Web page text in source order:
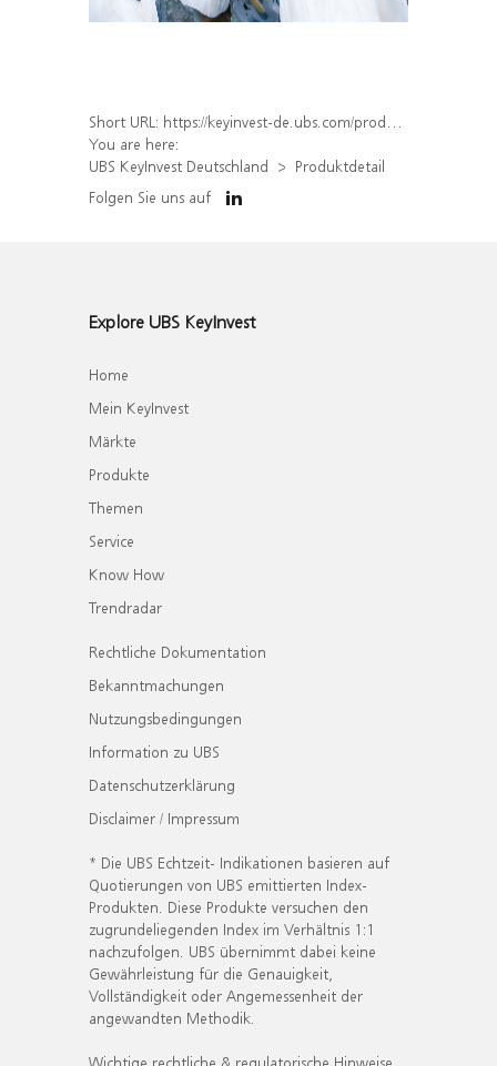
Short URL: https://keyinvest-de.ubs.com/produkt/detail/index/isin/DE000WA9B4J1
You are here:
UBS KeyInvest Deutschland
Produktdetail
Folgen Sie uns auf
Explore UBS KeyInvest
Home
Mein KeyInvest
Märkte
Produkte
Themen
Service
Know How
Trendradar
Rechtliche Dokumentation
Bekanntmachungen
Nutzungsbedingungen
Information zu UBS
Datenschutzerklärung
Disclaimer / Impressum
* Die UBS Echtzeit- Indikationen basieren auf
Quotierungen von UBS emittierten Index-
Produkten. Diese Produkte versuchen den
zugrundeliegenden Index im Verhältnis 1:1
nachzufolgen. UBS übernimmt dabei keine
Gewährleistung für die Genauigkeit,
Vollständigkeit oder Angemessenheit der
angewandten Methodik.